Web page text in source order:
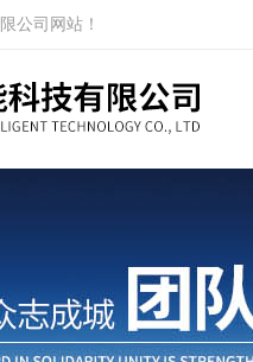
公司网站！